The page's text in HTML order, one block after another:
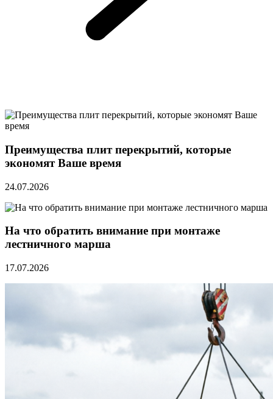
Преимущества плит перекрытий, которые
экономят Ваше время
24.07.2026
На что обратить внимание при монтаже
лестничного марша
17.07.2026